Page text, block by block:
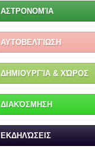
ΑΣΤΡΟΝΟΜΊΑ
ΑΥΤΟΒΕΛΤΊΩΣΗ
ΔΗΜΙΟΥΡΓΊΑ & ΧΏΡΟΣ
ΔΙΑΚΌΣΜΗΣΗ
ΕΚΔΗΛΏΣΕΙΣ